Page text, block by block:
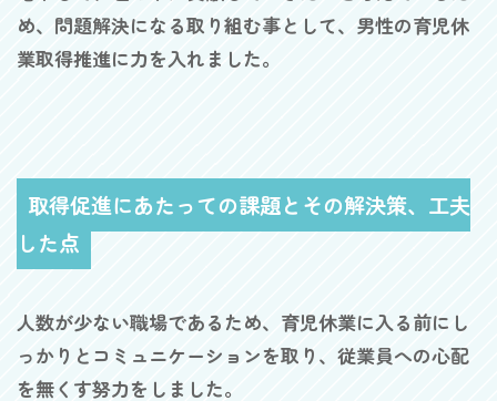
め、問題解決になる取り組む事として、男性の育児休
業取得推進に力を入れました。
取得促進にあたっての課題とその解決策、工夫
した点
人数が少ない職場であるため、育児休業に入る前にし
っかりとコミュニケーションを取り、従業員への心配
を無くす努力をしました。